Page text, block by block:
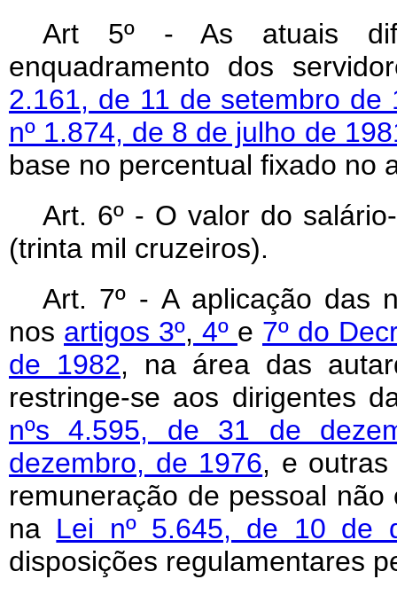
Art 5º - As atuais
enquadramento dos
2.161, de 11 de setembro de
nº 1.874, de 8 de julho de
base no percentual fixado no
Art. 6º - O valor do
(trinta mil cruzeiros).
Art. 7º - A aplicação das
nos artigos 3º, 4º e 7º do
de 1982, na área das
restringe-se aos dirigentes
nºs 4.595, de 31 de
dezembro, de 1976, e
remuneração de pessoal
na Lei nº 5.645, de 10 de
disposições regulamentares